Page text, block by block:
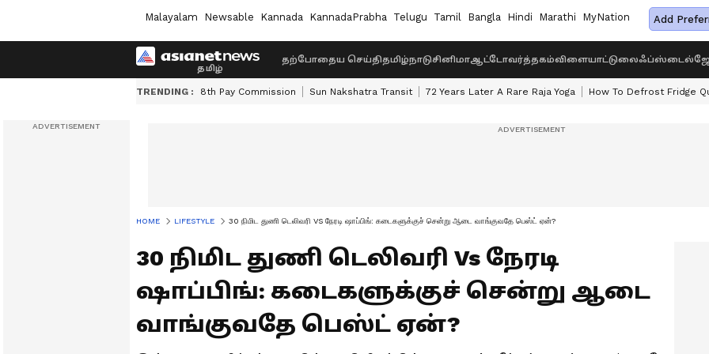
Malayalam Newsable Kannada KannadaPrabha Telugu Tamil Bangla Hindi Marathi MyNation Add
தற்போதைய செய்திதமிழ்நாடுசினிமாஆட்டோவர்த்தகம்விளையாட்டுலைஃப்ஸ்டைல்
TRENDING : 8th Pay Commission Sun Nakshatra Transit 72 Years Later A Rare Raja Yoga How To Defrost Fridge
HOME LIFESTYLE 30 நிமிட துணி டெலிவரி VS நேரடி ஷாப்பிங்: கடைகளுக்குச் சென்று ஆடை வாங்குவதே பெஸ்ட் ஏன்?
30 நிமிட துணி டெலிவரி Vs நேரடி
ஷாப்பிங்: கடைகளுக்குச் சென்று ஆடை
வாங்குவதே பெஸ்ட் ஏன்?